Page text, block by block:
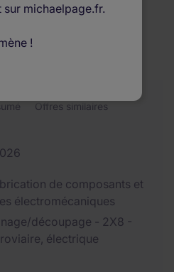
Offres similaires
de composants et
électromécaniques
découpage - 2X8 -
électrique
sur michaelpage.fr.
!